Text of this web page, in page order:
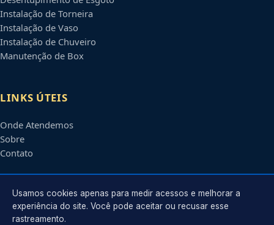
Instalação de Torneira
Instalação de Vaso
Instalação de Chuveiro
Manutenção de Box
LINKS ÚTEIS
Onde Atendemos
Sobre
Contato
CONTATO
Atendimento em
Usamos cookies apenas para medir acessos e melhorar a
experiência do site. Você pode aceitar ou recusar esse
rastreamento.